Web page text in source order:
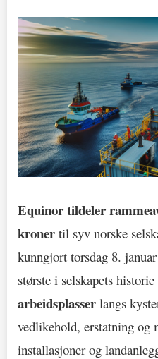
Equinor tildeler
kroner til syv norske
kunngjort torsdag 8.
største i selskapets
arbeidsplasser langs
vedlikehold, erstatning og
installasjoner og